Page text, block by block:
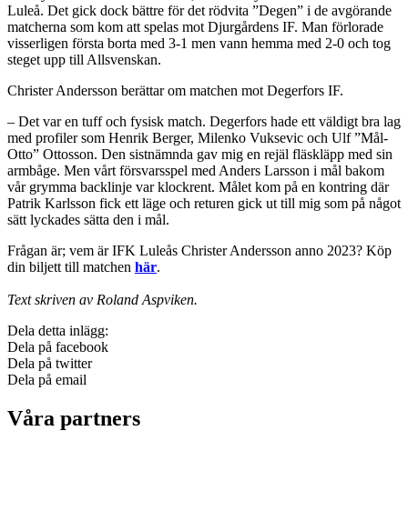
Luleå. Det gick dock bättre för det rödvita ”Degen” i de avgörande
matcherna som kom att spelas mot Djurgårdens IF. Man förlorade
visserligen första borta med 3-1 men vann hemma med 2-0 och tog
steget upp till Allsvenskan.
Christer Andersson berättar om matchen mot Degerfors IF.
– Det var en tuff och fysisk match. Degerfors hade ett väldigt bra lag
med profiler som Henrik Berger, Milenko Vuksevic och Ulf ”Mål-
Otto” Ottosson. Den sistnämnda gav mig en rejäl fläskläpp med sin
armbåge. Men vårt försvarsspel med Anders Larsson i mål bakom
vår grymma backlinje var klockrent. Målet kom på en kontring där
Patrik Karlsson fick ett läge och returen gick ut till mig som på något
sätt lyckades sätta den i mål.
Frågan är; vem är IFK Luleås Christer Andersson anno 2023? Köp
din biljett till matchen här.
Text skriven av Roland Aspviken.
Dela detta inlägg:
Dela på facebook
Dela på twitter
Dela på email
Våra partners